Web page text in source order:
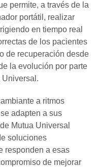
permite, a través de la
portátil, realizar
en tiempo real
de los pacientes
de recuperación desde
la evolución por parte
a ritmos
adapten a sus
Mutua Universal
soluciones
responden a esas
de mejorar